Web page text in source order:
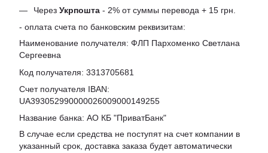
Через Укрпошта - 2% от суммы перевода + 15 грн.
- оплата счета по банковским реквизитам:
Наименование получателя: ФЛП Пархоменко Светлана
Сергеевна
Код получателя: 3313705681
Счет получателя IBAN:
UA393052990000026009000149255
Название банка: АО КБ "ПриватБанк"
В случае если средства не поступят на счет компании в
указанный срок, доставка заказа будет автоматически